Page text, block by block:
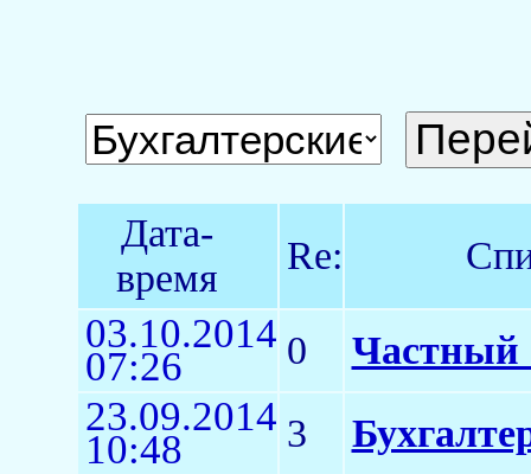
Дата-
время
Re:
03.10.2014
07:26 0 Частный
23.09.2014
10:48 3